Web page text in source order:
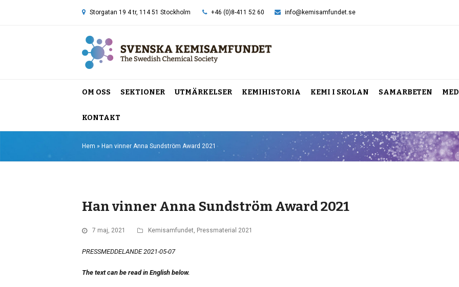
Storgatan 19 4 tr, 114 51 Stockholm +46 (0)8-411 52 60 info@kemisamfundet.se
OM OSS SEKTIONER UTMÄRKELSER KEMIHISTORIA KEMI I SKOLAN SAMARBETEN
KONTAKT
Hem » Han vinner Anna Sundström Award 2021
Han vinner Anna Sundström Award 2021
7 maj, 2021 Kemisamfundet, Pressmaterial 2021
PRESSMEDDELANDE 2021-05-07
The text can be read in English below.